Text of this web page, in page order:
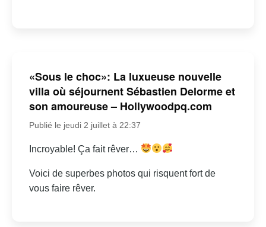
«Sous le choc»: La luxueuse nouvelle
villa où séjournent Sébastien Delorme et
son amoureuse – Hollywoodpq.com
Publié le jeudi 2 juillet à 22:37
Incroyable! Ça fait rêver…
Voici de superbes photos qui risquent fort de
vous faire rêver.